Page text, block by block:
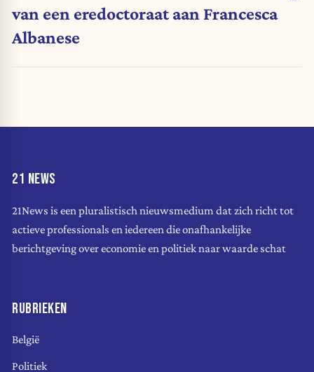
van een eredoctoraat aan Francesca
Albanese
21 NEWS
21News is een pluralistisch nieuwsmedium dat zich richt tot
actieve professionals en iedereen die onafhankelijke
berichtgeving over economie en politiek naar waarde schat
RUBRIEKEN
België
Politiek